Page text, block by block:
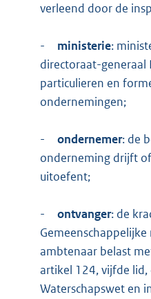
verleend door de
- ministerie:
directoraat-generaal
particulieren en
ondernemingen;
- ondernemer: de
onderneming drijft
uitoefent;
- ontvanger: de
Gemeenschappelijke
ambtenaar belast
artikel 124, vijfde lid,
Waterschapswet en